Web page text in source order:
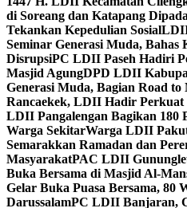
di Soreang dan Katapang
Tekankan Kepedulian Sosial
Seminar Generasi Muda, Bahas
DisrupsiPC LDII Paseh Hadiri
Masjid AgungDPD LDII
Generasi Muda, Bagian Road
Rancaekek, LDII Hadir Perkuat
LDII Pangalengan Bagikan 180
Warga SekitarWarga LDII
Semarakkan Ramadan dan
MasyarakatPAC LDII
Buka Bersama di Masjid Al-
Gelar Buka Puasa Bersama, 80
DarussalamPC LDII Banjaran,